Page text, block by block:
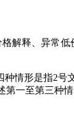
解释、异常
情形是指2
一至第三种